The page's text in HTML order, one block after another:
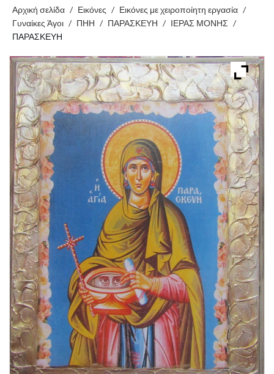
Αρχική σελίδα / Εικόνες / Εικόνες με χειροποίητη εργασία /
Γυναίκες Άγοι / ΠΗΗ / ΠΑΡΑΣΚΕΥΗ / ΙΕΡΑΣ ΜΟΝΗΣ /
ΠΑΡΑΣΚΕΥΗ